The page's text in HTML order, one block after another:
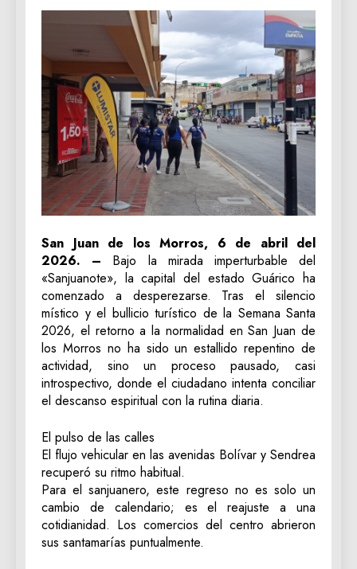
San Juan de los Morros, 6 de abril del
2026. – Bajo la mirada imperturbable del
«Sanjuanote», la capital del estado Guárico ha
comenzado a desperezarse. Tras el silencio
místico y el bullicio turístico de la Semana Santa
2026, el retorno a la normalidad en San Juan de
los Morros no ha sido un estallido repentino de
actividad, sino un proceso pausado, casi
introspectivo, donde el ciudadano intenta conciliar
el descanso espiritual con la rutina diaria.
El pulso de las calles
El flujo vehicular en las avenidas Bolívar y Sendrea
recuperó su ritmo habitual.
Para el sanjuanero, este regreso no es solo un
cambio de calendario; es el reajuste a una
cotidianidad. Los comercios del centro abrieron
sus santamarías puntualmente.